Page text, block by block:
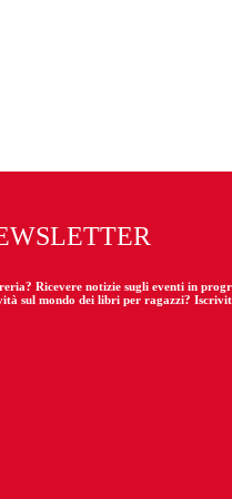
Ricevere notizie sugli eventi in
sul mondo dei libri per ragazzi?